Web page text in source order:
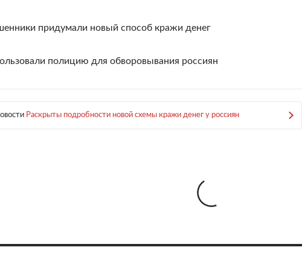
придумали новый способ кражи денег
полицию для обворовывания россиян
Раскрыты подробности новой схемы кражи денег у россиян